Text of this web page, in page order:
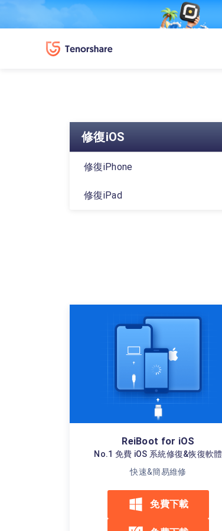
修復iOS
修復iPhone
修復iPad
ReiBoot for iOS
No.1 免費 iOS 系統修復&恢復軟體
快速&簡易維修
免費下載